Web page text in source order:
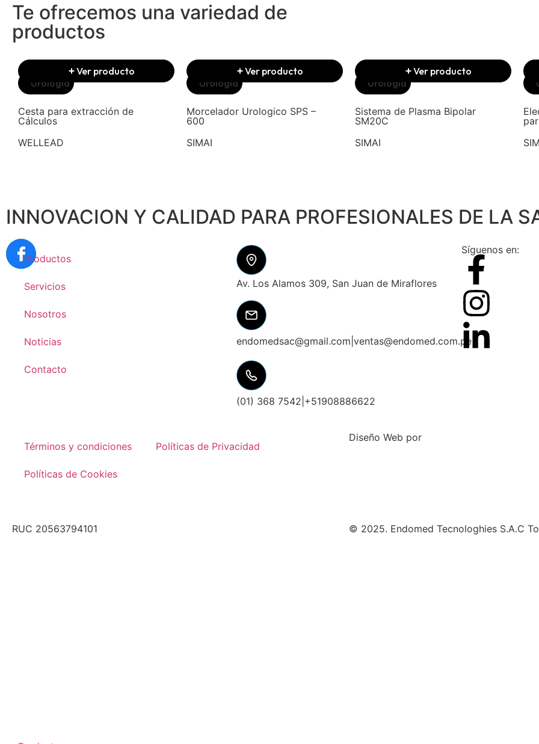
Te ofrecemos una variedad de
productos
Urología
Cesta para extracción de
Cálculos
WELLEAD
Ver producto
Urología
Morcelador Urologico SPS –
600
SIMAI
Ver producto
Urología
Sistema de Plasma Bipolar
SM20C
SIMAI
Ver producto
INNOVACION Y CALIDAD PARA PROFESIONALES DE LA
Productos
Servicios
Nosotros
Noticias
Contacto
Av. Los Alamos 309, San Juan de Miraflores
endomedsac@gmail.com |ventas@endomed.com.pe
(01) 368 7542 +51908886622
Síguenos en:
Términos y condiciones Políticas de Privacidad
Políticas de Cookies
Diseño Web por
RUC 20563794101 © 2025. Endomed Tecnologhies S.A.C